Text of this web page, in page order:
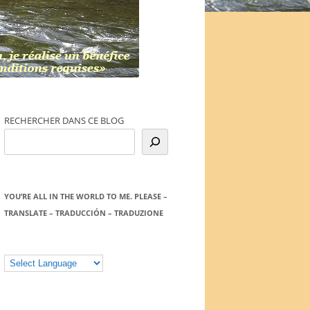
RECHERCHER DANS CE BLOG
YOU’RE ALL IN THE WORLD TO ME. PLEASE –
TRANSLATE – TRADUCCIÓN – TRADUZIONE